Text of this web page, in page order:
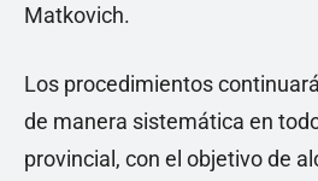
Matkovich.
Los procedimientos
de manera sistemática en
provincial, con el objetivo de